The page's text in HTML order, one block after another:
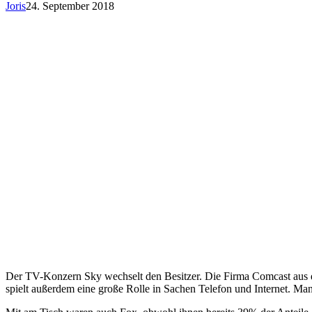
Joris24. September 2018
Der TV-Konzern Sky wechselt den Besitzer. Die Firma Comcast
spielt außerdem eine große Rolle in Sachen Telefon und Internet.